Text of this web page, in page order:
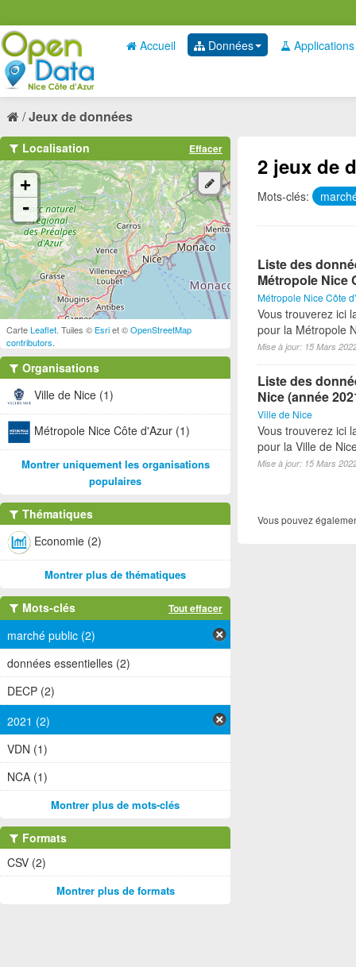
Accueil Données Applications
Jeux de données
2 jeux de
Mots-clés:
Liste des
Métropole Nice
Métropole Nice Côte
Vous trouverez ici
pour la Métropole
Mise à jour: 15 Mars
Liste des
Nice (année
Ville de Nice
Vous trouverez ici
pour la Ville de
Mise à jour: 15 Mars
Vous pouvez
Localisation Effacer
+
-
CarteLeaflet . Tuiles © Esriet ©OpenStreetMap
contributors
Organisations
Ville de Nice (1)
Métropole Nice Côte d'Azur (1)
Montrer uniquement les organisations
populaires
Thématiques
Economie (2)
Montrer plus de thématiques
Mots-clés Tout effacer
marché public (2)
données essentielles (2)
DECP (2)
2021 (2)
VDN (1)
NCA (1)
Montrer plus de mots-clés
Formats
CSV (2)
Montrer plus de formats